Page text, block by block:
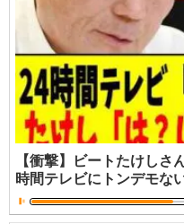
【衝撃】ビートたけしさ
時間テレビにトンデモな